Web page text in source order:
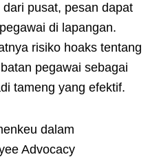
pusat, pesan dapat
di lapangan.
risiko hoaks tentang
pegawai sebagai
tameng yang efektif.
dalam
Advocacy